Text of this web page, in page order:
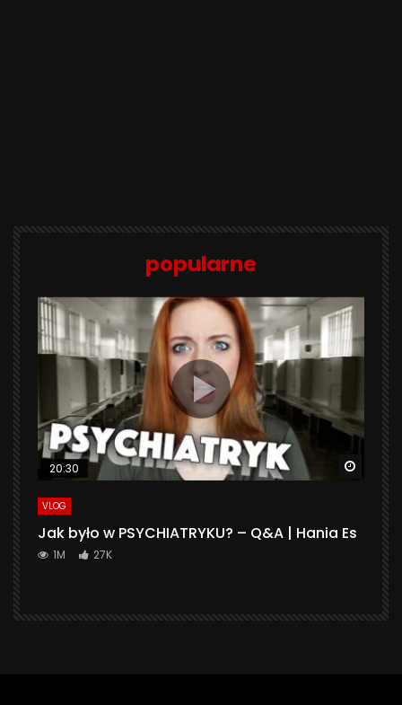
popularne
20:30
VLOG
Jak było w PSYCHIATRYKU? – Q&A | Hania Es
1M 27K